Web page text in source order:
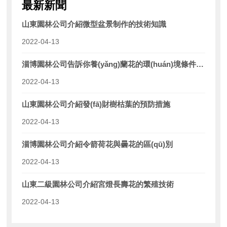
最新新聞
山東園林公司介紹微型盆景制作的技術知識
2022-04-13
淄博園林公司告訴你養(yǎng)蘭花的環(huán)境條件是什么
2022-04-13
山東園林公司介紹發(fā)財樹枯葉的預防措施
2022-04-13
淄博園林公司介紹令箭荷花與曇花的區(qū)別
2022-04-13
山東二級園林公司介紹宮燈長壽花的繁殖技術
2022-04-13